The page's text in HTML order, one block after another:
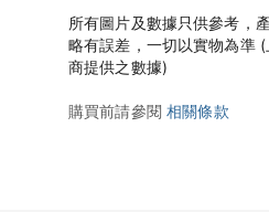
所有圖片及數據只供參考，
略有誤差，一切以實物為準
商提供之數據)
購買前請參閱相關條款